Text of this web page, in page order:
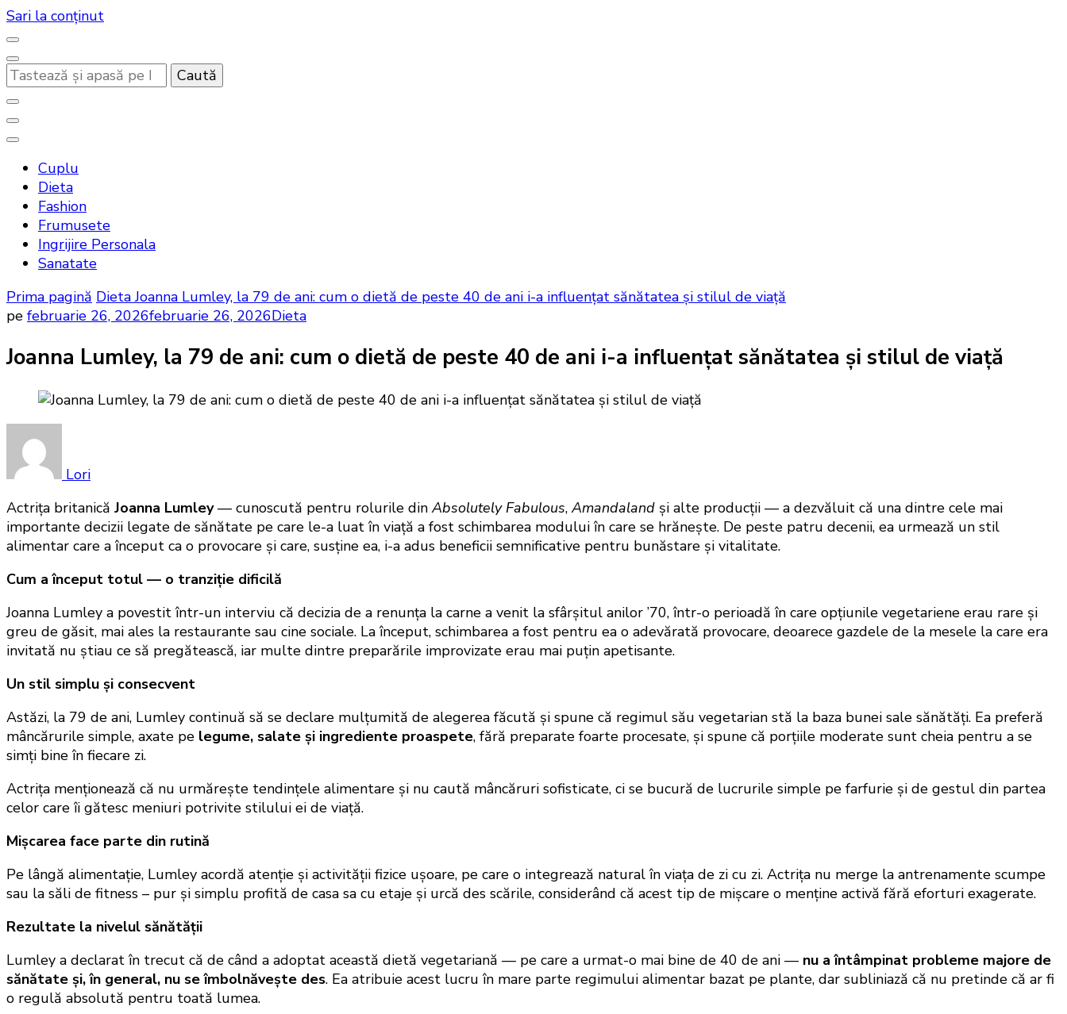
Sari la conținut
Cauți
ceva?
Bandoux
Cuplu
Dieta
Fashion
Frumusete
Ingrijire Personala
Sanatate
Prima pagină DietaJoanna Lumley, la 79 de ani: cum o dietă de peste 40 de ani i-a influențat sănătatea și stilul de viață
pe februarie 26, 2026februarie 26, 2026Dieta
Joanna Lumley, la 79 de ani: cum o dietă de peste 40 de ani i-a influențat sănătatea și stilul de viață
Lori
Actrița britanică Joanna Lumley— cunoscută pentru rolurile dinAbsolutely Fabulous,Amandaland și alte producții — a dezvăluit că una dintre cele mai
importante decizii legate de sănătate pe care le-a luat în viață a fost schimbarea modului în care se hrănește. De peste patru decenii, ea urmează un stil
alimentar care a început ca o provocare și care, susține ea, i-a adus beneficii semnificative pentru bunăstare și vitalitate.
Cum a început totul — o tranziție dificilă
Joanna Lumley a povestit într-un interviu că decizia de a renunța la carne a venit la sfârșitul anilor ’70, într-o perioadă în care opțiunile vegetariene erau rare și
greu de găsit, mai ales la restaurante sau cine sociale. La început, schimbarea a fost pentru ea o adevărată provocare, deoarece gazdele de la mesele la care era
invitată nu știau ce să pregătească, iar multe dintre preparările improvizate erau mai puțin apetisante.
Un stil simplu și consecvent
Astăzi, la 79 de ani, Lumley continuă să se declare mulțumită de alegerea făcută și spune că regimul său vegetarian stă la baza bunei sale sănătăți. Ea preferă
mâncărurile simple, axate pe legume, salate și ingrediente proaspete, fără preparate foarte procesate, și spune că porțiile moderate sunt cheia pentru a se
simți bine în fiecare zi.
Actrița menționează că nu urmărește tendințele alimentare și nu caută mâncăruri sofisticate, ci se bucură de lucrurile simple pe farfurie și de gestul din partea
celor care îi gătesc meniuri potrivite stilului ei de viață.
Mișcarea face parte din rutină
Pe lângă alimentație, Lumley acordă atenție și activității fizice ușoare, pe care o integrează natural în viața de zi cu zi. Actrița nu merge la antrenamente scumpe
sau la săli de fitness – pur și simplu profită de casa sa cu etaje și urcă des scările, considerând că acest tip de mișcare o menține activă fără eforturi exagerate.
Rezultate la nivelul sănătății
Lumley a declarat în trecut că de când a adoptat această dietă vegetariană — pe care a urmat-o mai bine de 40 de ani — nu a întâmpinat probleme majore de
sănătate și, în general, nu se îmbolnăvește des. Ea atribuie acest lucru în mare parte regimului alimentar bazat pe plante, dar subliniază că nu pretinde că ar fi
o regulă absolută pentru toată lumea.